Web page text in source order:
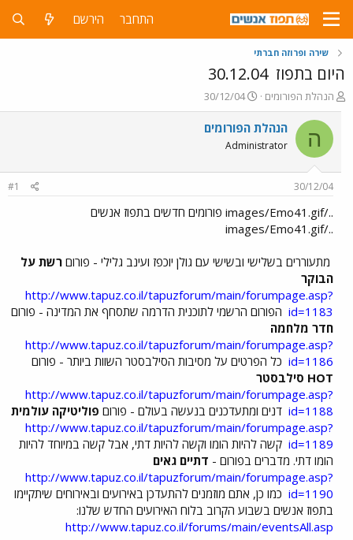
התחבר הירשם
שירה ופרוזה חברתי
היום בתפוז 30.12.04
פ
ו
ת
ח
ה
ש
הנהלת הפורומים
פ
ו
ר
ם
ר
י
ך
30/12/04
ה הנהלת הפורומים
Administrator
30/12/04
#1
../images/Emo41.gif פורומים חדשים בתפוז אנשים
../images/Emo41.gif
מתעוררים בשלישי ובשישי עם גולן יוכפז ועינב גלילי - פורום רשת על
הבוקר
http://www.tapuz.co.il/tapuzforum/main/forumpage.asp?
id=1183 הפורום הרשמי לתוכנית הדרמה שתסחף את המדינה - פורום
חדר מלחמה
http://www.tapuz.co.il/tapuzforum/main/forumpage.asp?
id=1186 כל הפרטים על מסיבות הסילבסטר השוות ביותר - פורום
HOT סילבסטר
http://www.tapuz.co.il/tapuzforum/main/forumpage.asp?
id=1188 דנים ומתעדכנים בנעשה בעולם - פורום פוליטיקה עולמית
http://www.tapuz.co.il/tapuzforum/main/forumpage.asp?
id=1189 קשה להיות הומו וקשה להיות דתי, אבל קשה במיוחד להיות
הומו דתי. מדברים בפורום - דתיים גאים
http://www.tapuz.co.il/tapuzforum/main/forumpage.asp?
id=1190 כמו כן, אתם מוזמנים להתעדכן באירועים ובאירוחים שיתקיימו
בתפוז אנשים בשבוע הקרוב בלוח האירועים החדש שלנו:
http://www.tapuz.co.il/forums/main/eventsAll.asp